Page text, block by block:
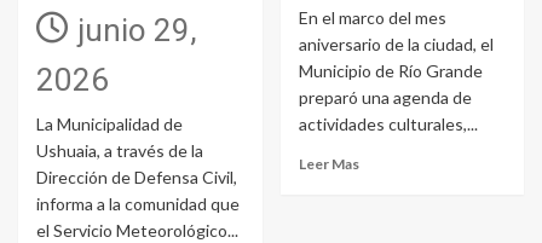
junio 29,
2026
La Municipalidad de
Ushuaia, a través de la
Dirección de Defensa Civil,
informa a la comunidad que
el Servicio Meteorológico...
En el marco del mes
aniversario de la ciudad, el
Municipio de Río Grande
preparó una agenda de
actividades culturales,...
Leer Mas